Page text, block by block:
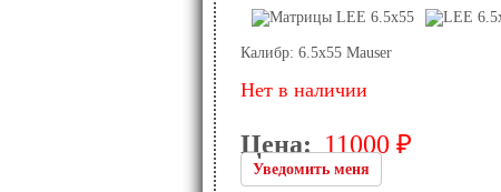
Калибр: 6.5х55 Mauser
Нет в наличии
Цена: 11000 ₽
Уведомить меня